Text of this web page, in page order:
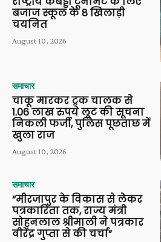
बजाज स्कूल के 8 खिलाड़ी
चयनित
August 10, 2026
समाचार
चाकू मारकर ट्रक चालक से
1.06 लाख रुपये लूट की सूचना
निकली फर्जी, पुलिस पूछताछ में
खुला राज
August 10, 2026
समाचार
“मीरजापुर के विकास से लेकर
पत्रकारिता तक, राज्य मंत्री
सोहनलाल श्रीमाली ने पत्रकार
वीरेंद्र गुप्ता से की चर्चा”